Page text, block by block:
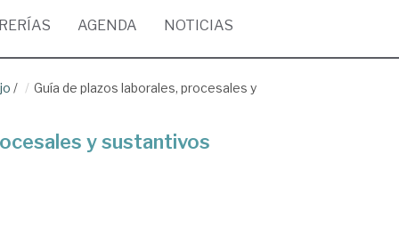
AGENDA NOTICIAS
/ Guía de plazos laborales, procesales y
y sustantivos